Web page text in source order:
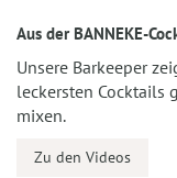
Aus der BANNEKE-
Unsere Barkeeper
leckersten Cocktails
mixen.
Zu den Videos